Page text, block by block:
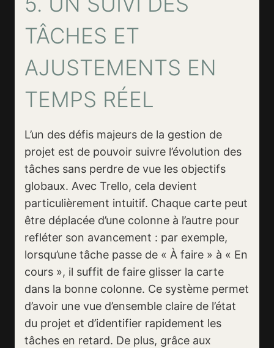
TÂCHES ET
AJUSTEMENTS EN
TEMPS RÉEL
L’un des défis majeurs de la gestion de
projet est de pouvoir suivre l’évolution des
tâches sans perdre de vue les objectifs
globaux. Avec Trello, cela devient
particulièrement intuitif. Chaque carte peut
être déplacée d’une colonne à l’autre pour
refléter son avancement : par exemple,
lorsqu’une tâche passe de « À faire » à « En
cours », il suffit de faire glisser la carte
dans la bonne colonne. Ce système permet
d’avoir une vue d’ensemble claire de l’état
du projet et d’identifier rapidement les
tâches en retard. De plus, grâce aux